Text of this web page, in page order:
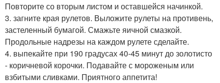
Повторите со вторым листом и оставшейся начинкой.
3. загните края рулетов. Выложите рулеты на противень,
застеленный бумагой. Смажьте яичной смазкой.
Продольные надрезы на каждом рулете сделайте.
4. выпекайте при 190 градусах 40-45 минут до золотисто
- коричневой корочки. Подавайте с мороженым или
взбитыми сливками. Приятного аппетита!